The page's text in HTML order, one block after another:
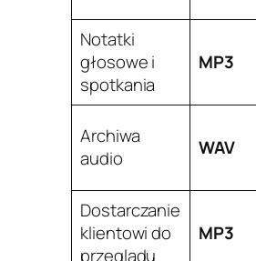
Notatki
głosowe i
spotkania
MP3
Archiwa
audio
WAV
Dostarczanie
klientowi do
przeglądu
MP3